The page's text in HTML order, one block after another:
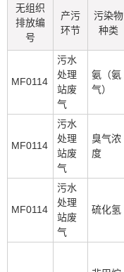
无组织
排放编
号
产污
环节
污染物
种类
MF0114
污水
处理
站废
气
氨（氨
气）
MF0114
污水
处理
站废
气
臭气浓
度
MF0114
污水
处理
站废
气
硫化氢